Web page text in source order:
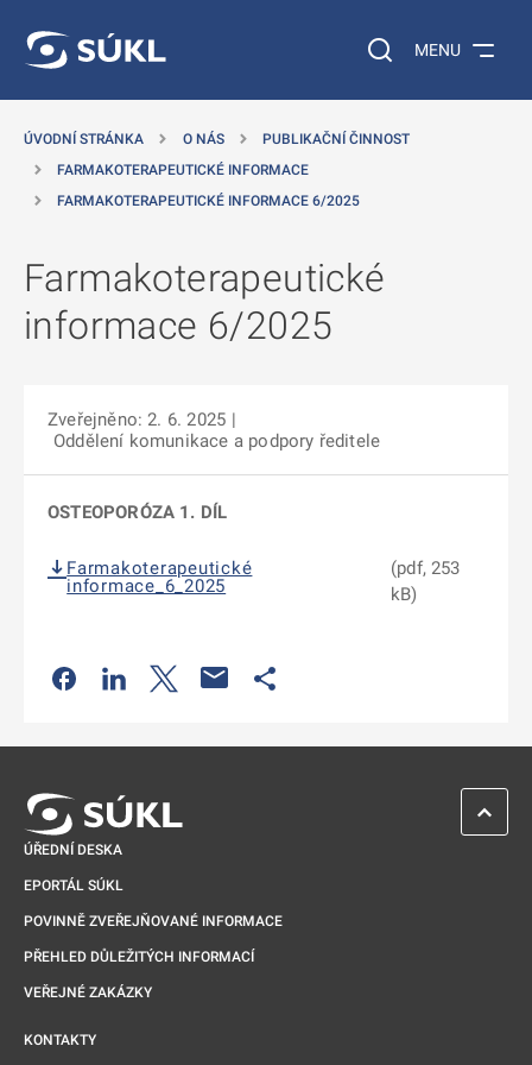
Vyhledávání na
MENU
ÚVODNÍ STRÁNKA O NÁS
PUBLIKAČNÍ ČINNOST
FARMAKOTERAPEUTICKÉ INFORMACE
FARMAKOTERAPEUTICKÉ INFORMACE 6/2025
Farmakoterapeutické
informace 6/2025
Zveřejněno: 2. 6. 2025 |
Oddělení komunikace a podpory ředitele
OSTEOPORÓZA 1. DÍL
Farmakoterapeutické
informace_6_2025
(pdf, 253
kB)
Odkaz se otevře na nové kartě
Odkaz se otevře na nové kartě
Odkaz se otevře na nové kartě
ÚŘEDNÍ DESKA
EPORTÁL SÚKL
POVINNĚ ZVEŘEJŇOVANÉ INFORMACE
PŘEHLED DŮLEŽITÝCH INFORMACÍ
VEŘEJNÉ ZAKÁZKY
KONTAKTY
ZPĚT